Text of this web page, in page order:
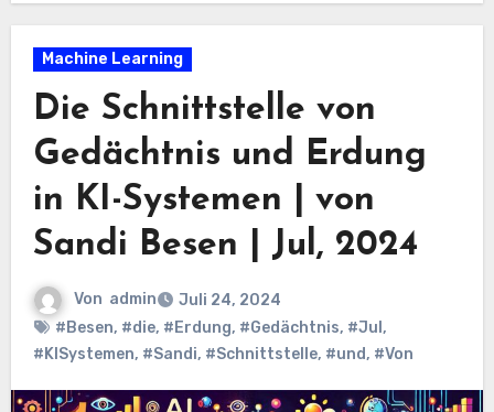
Machine Learning
Die Schnittstelle von
Gedächtnis und Erdung
in KI-Systemen | von
Sandi Besen | Jul, 2024
Von admin
Juli 24, 2024
#Besen, #die, #Erdung, #Gedächtnis, #Jul ,
#KISystemen, #Sandi, #Schnittstelle, #und, #Von